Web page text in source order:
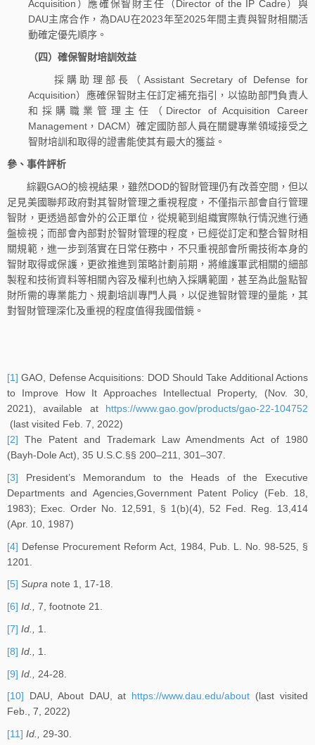
Acquisition）應確保智財主任（Director of the IP Cadre）與
DAU主席合作，為DAU在2023年至2025年間主責與智財相關活
動確定優先順序。
（四）確保智財培訓效益
採購助理部長（Assistant Secretary of Defense for
Acquisition）應確保智財主任訂定補充指引，以協助部門負責人
和採購職業管理主任（Director of Acquisition Career
Management，DACM）確定國防部人員在關鍵專業領域接受之
智財培訓和取得的證書能使其有最大的獲益。
參、事件評析
綜觀GAO的檢視結果，雖然DOD的智財管理仍有改善空間，但以
足見美國聯邦政府對其智財管理之重視程度，不僅指示部會自行管理
智財，更透過部會外的公正單位，從規範到組織實際執行情況進行通
盤檢視；而部會內部對於智財管理的程度，已經從訂定和整合智財相
關規範，進一步到落實在日常任務中，不只重視部會所需技術本身的
智財取得或保護，更欲推進到策略計劃前期，將維護軍武相關的細部
製程和技術資料等相關內容及權利也納入採購範圍，甚至為此盤點智
財所需的專業能力、規劃培訓專門人員，以促進智財管理的量能，其
對智財管理深化及重視的程度值得我國借鏡。
[1] GAO, Defense Acquisitions: DOD Should Take Additional Actions
to Improve How It Approaches Intellectual Property, (Nov. 30,
2021), available at https://www.gao.gov/products/gao-22-104752
(last visited Feb. 7, 2022)
[2] The Patent and Trademark Law Amendments Act of 1980
(Bayh-Dole Act), 35 U.S.C.§§ 200–211, 301–307.
[3] President’s Memorandum to the Heads of the Executive
Departments and Agencies,Government Patent Policy (Feb. 18,
1983); Exec. Order No. 12,591, § 1(b)(4), 52 Fed. Reg. 13,414
(Apr. 10, 1987)
[4] Defense Procurement Reform Act, 1984, Pub. L. No. 98-525, §
1201.
[5] Supra note 1, 17-18.
[6] Id., 7, footnote 21.
[7] Id., 1.
[8] Id., 1.
[9] Id., 24-28.
[10] DAU, About DAU, at https://www.dau.edu/about (last visited
Feb., 7, 2022)
[11] Id., 29-30.